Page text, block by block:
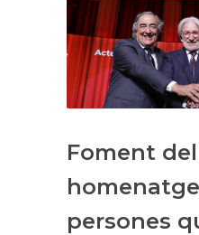
Foment
persones